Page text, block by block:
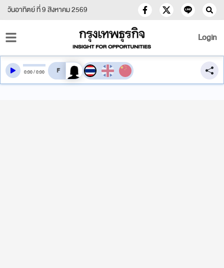
วันอาทิตย์ ที่ 9 สิงหาคม 2569
Login
0:00/0:00 สลับเสียงอ่าน